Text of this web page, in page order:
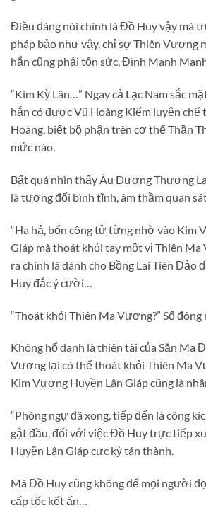
Điều đáng nói chính là Đồ Huy vậy mà
pháp bảo như vậy, chỉ sợ Thiên Vương
hắn cũng phải tốn sức, Đình Manh
“Kim Kỳ Lân…” Ngay cả Lạc Nam sắc
hắn có được Vũ Hoàng Kiếm luyện
Hoàng, biết bộ phận trên cơ thể Thần
mức nào.
Bất quá nhìn thấy Âu Dương Thương
là tương đối bình tĩnh, âm thầm quan
“Ha hả, bổn công tử từng nhờ vào Kim
Giáp mà thoát khỏi tay một vị Thiên Ma
ra chính là dành cho Bồng Lai Tiên Đảo
Huy đắc ý cười…
“Thoát khỏi Thiên Ma Vương?” Số đông
Không hổ danh là thiên tài của Săn Ma
Vương lại có thể thoát khỏi Thiên Ma
Kim Vương Huyền Lân Giáp cũng là
“Phòng ngự đã xong, tiếp đến là công
gật đầu, đối với việc Đồ Huy trực tiếp
Huyền Lân Giáp cực kỳ tán thành.
Mà Đồ Huy cũng không để mọi người
cấp tốc kết ấn…